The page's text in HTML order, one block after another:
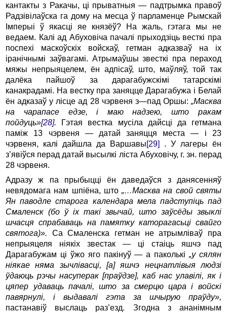
кантакты з Ракачы, ці прыватныя — падтрымка правоў
Радзівілаўска га дому на месца ў парламенце Рымскай
Імперыі ў якасці яе князёў? На жаль, гэтага мы не
ведаем. Калі ад Абуховіча пачалі прыходзіць весткі пра
поспехі маскоўскіх войскаў, гетман адказваў на іх
іранічнымі заўвагамі. Атрымаўшы звесткі пра пераход
мяжы непрыяцелем, ён адпісаў, што, маўляў, той так
далёка пайшоў за дарагабужскімі татарскімі
канакрадамі. На вестку пра заняцце Дарагабужа і Белай
ён адказаў у лісце ад 28 чэрвеня з—пад Оршы: „Масква
на чарапасе едзе, і маю надзею, што ракам
пойдуць»[28]. Гэтая вестка мусіла дайсці да гетмана
паміж 13 чэрвеня — датай заняцця места — і 23
чэрвеня, калі дайшла да Варшавы[29]
. У лагеры ён
з’явіўся перад датай высылкі ліста Абуховічу, г. зн. перад
28 чэрвеня.
Адразу ж па прыбыцці ён даведаўся з данясенняў
невядомага нам шпіёна, што„…Масква на свой святы
Ян паводле старога календара мела падступіць пад
Смаленск (бо ў іх такі звычай, што заўсёды звыклі
шчасця спрабаваць на памятку каторагасьці свайго
святога)». Са Смаленска гетман не атрымліваў пра
непрыяцеля ніякіх звестак — ці стаіць яшчэ пад
Дарагабужам ці ўжо яго пакінуў — а паколькі „у сялян
ніякае няма зычлівасці, [а] яшчэ нецнатлівыя людзі
ўдаюць рэчы насуперак [праўдзе], каб нас улавілі, як і
цяпер удаваць пачалі, што за смерцю цара і войскі
павярнулі, і выдавалі гэта за шчырую праўду»,
пастанавіў выслаць раз’езд. Згодна з ананімным